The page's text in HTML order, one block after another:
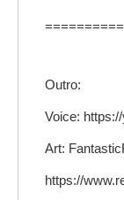
Outro:
Voice:
Art:
https://